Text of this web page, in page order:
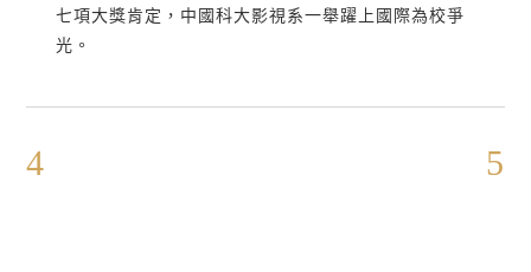
七項大獎肯定，中國科大影視系一舉躍上國際為校爭
光。